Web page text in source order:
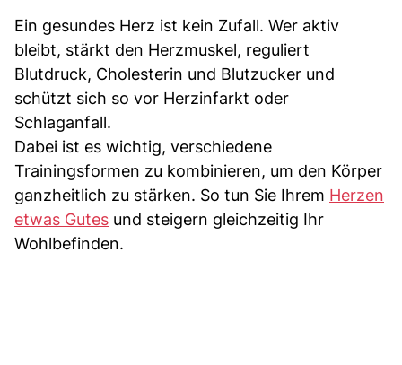
Ein gesundes Herz ist kein Zufall. Wer aktiv
bleibt, stärkt den Herzmuskel, reguliert
Blutdruck, Cholesterin und Blutzucker und
schützt sich so vor Herzinfarkt oder
Schlaganfall.
Dabei ist es wichtig, verschiedene
Trainingsformen zu kombinieren, um den Körper
ganzheitlich zu stärken. So tun Sie Ihrem Herzen
etwas Gutes und steigern gleichzeitig Ihr
Wohlbefinden.